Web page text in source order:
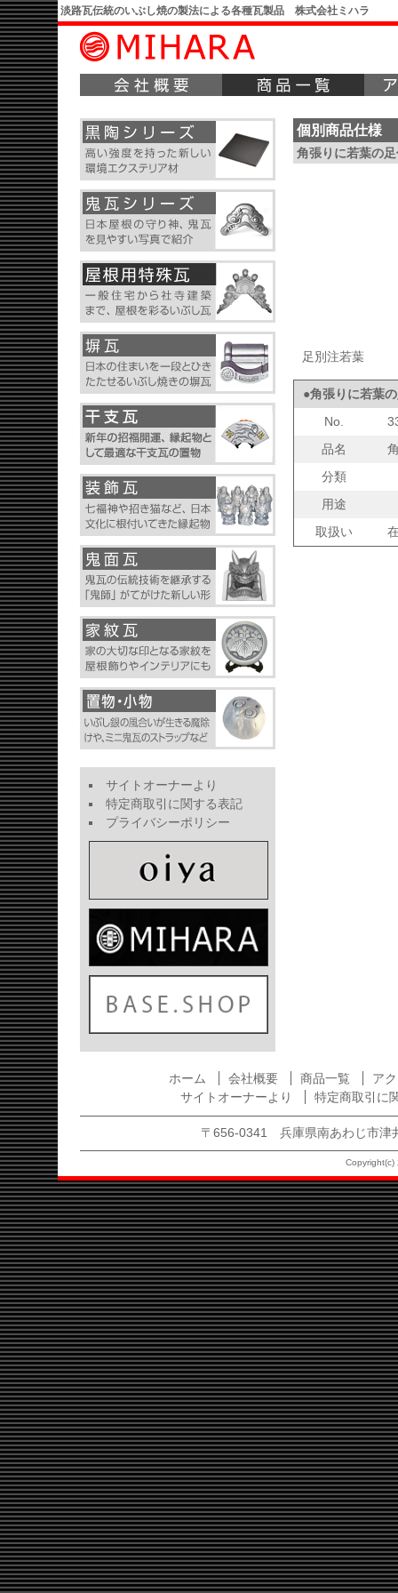
淡路瓦伝統のいぶし焼の製法による各種瓦製品 株式会社ミハラ
個別商品仕様
角張りに若葉の
足別注若葉
●角張りに若葉
No.
品名
分類
用途
取扱い
サイトオーナーより
特定商取引に関する表記
プライバシーポリシー
ホーム 会社概要 商品一覧
ア
サイトオーナーより
特定商取引に
〒656-0341 兵庫県南あわじ市
Copyright(c)